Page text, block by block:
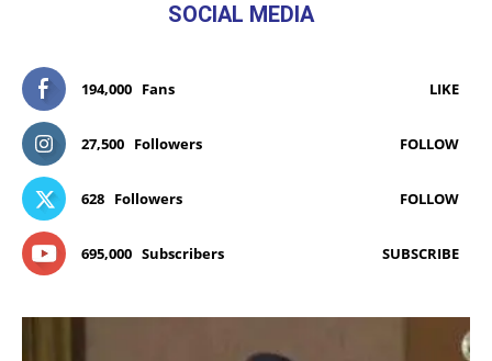
SOCIAL MEDIA
194,000 Fans LIKE
27,500 Followers FOLLOW
628 Followers FOLLOW
695,000 Subscribers SUBSCRIBE